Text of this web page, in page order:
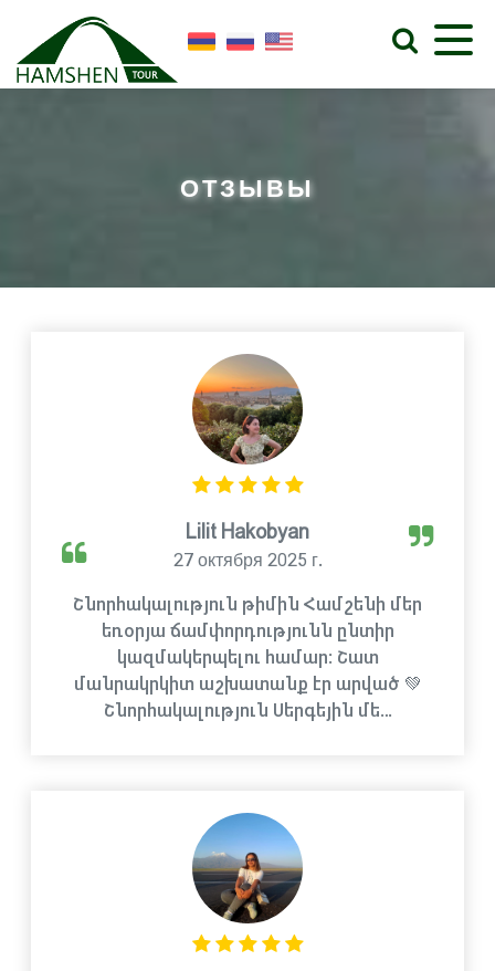
ОТЗЫВЫ
Lilit Hakobyan
27 октября 2025 г.
Շնորհակալություն թիմին Համշենի մեր
եռօրյա ճամփորդությունն ընտիր
կազմակերպելու համար: Շատ
մանրակրկիտ աշխատանք էր արված 💚
Շնորհակալություն Սերգեյին մե…